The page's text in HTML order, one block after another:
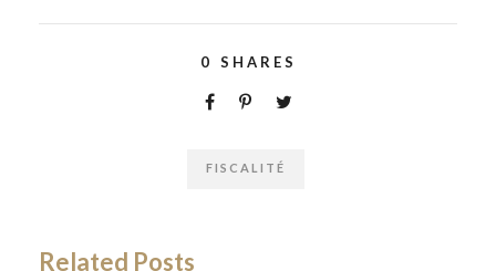
0 SHARES
FISCALITÉ
Related Posts